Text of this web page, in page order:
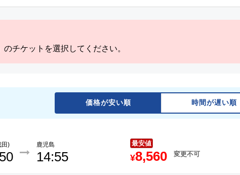
チケットを選択してください。
価格が安い順 時間が遅い順
田) 鹿児島
14:55 ¥8,560 変更不可
最安値